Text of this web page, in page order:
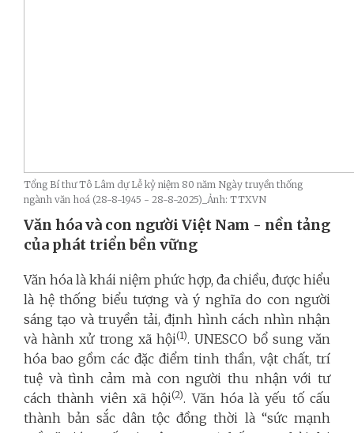
Tổng Bí thư Tô Lâm dự Lễ kỷ niệm 80 năm Ngày truyền thống
ngành văn hoá (28-8-1945 - 28-8-2025)_Ảnh: TTXVN
Văn hóa và con người Việt Nam - nền tảng
của phát triển bền vững
Văn hóa là khái niệm phức hợp, đa chiều, được hiểu
là hệ thống biểu tượng và ý nghĩa do con người
sáng tạo và truyền tải, định hình cách nhìn nhận
và hành xử trong xã hội(1). UNESCO bổ sung văn
hóa bao gồm các đặc điểm tinh thần, vật chất, trí
tuệ và tình cảm mà con người thu nhận với tư
cách thành viên xã hội(2). Văn hóa là yếu tố cấu
thành bản sắc dân tộc đồng thời là “sức mạnh